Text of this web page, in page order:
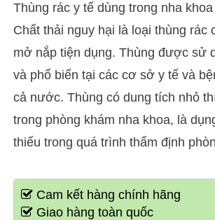
Thùng rác y tế dùng trong nha
Chất thải nguy hại là loại thùng rác
mở nắp tiện dụng. Thùng được sử
và phổ biến tại các cơ sở y tế và
cả nước. Thùng có dung tích nhỏ
trong phòng khám nha khoa, là
thiếu trong quá trình thẩm định
Cam kết hàng chính hãng
Giao hàng toàn quốc